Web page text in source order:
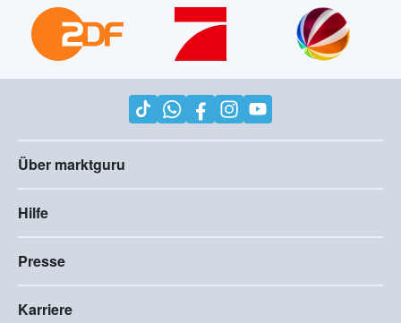
Über marktguru
Hilfe
Presse
Karriere